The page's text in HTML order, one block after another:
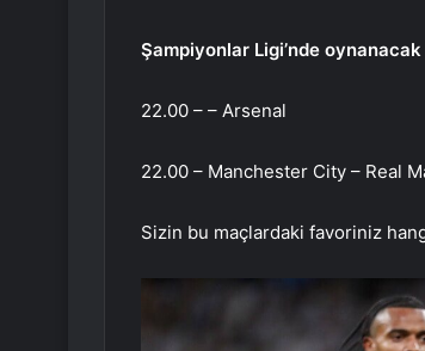
Şampiyonlar Ligi’nde
22.00 – – Arsenal
22.00 – Manchester City – Real
Sizin bu maçlardaki favoriniz